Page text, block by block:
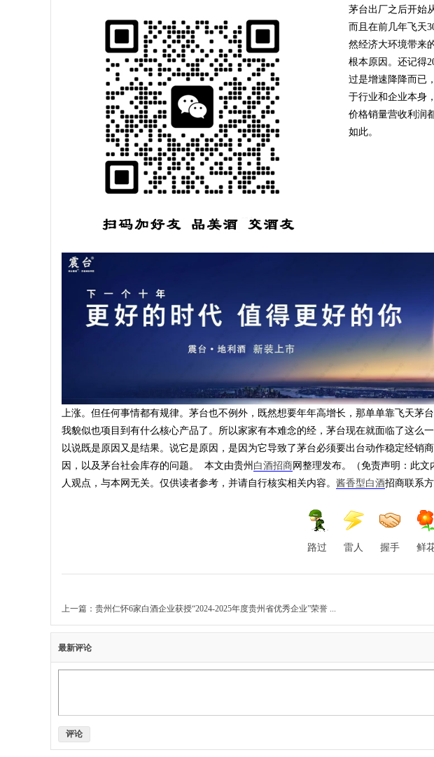
茅台出厂之后开始
而且在前几年飞天
然经济大环境带来
根本原因。还记得
过是增速降降而已
于行业和企业本身
价格销量营收利润
如此。
上涨。但任何事情都有规律。茅台也不例外，既然想要年年高增长，那单单靠飞天茅
我貌似也项目到有什么核心产品了。所以家家有本难念的经，茅台现在就面临了这么
以说既是原因又是结果。说它是原因，是因为它导致了茅台必须要出台动作稳定经销
因，以及茅台社会库存的问题。 本文由贵州 白酒招商网整理发布。（免责声明：此
人观点，与本网无关。仅供读者参考，并请自行核实相关内容。 酱香型白酒招商联系方
路过 雷人 握手 鲜
上一篇： 贵州仁怀6家白酒企业获授“2024-2025年度贵州省优秀企业”荣誉 ...
最新评论
评论